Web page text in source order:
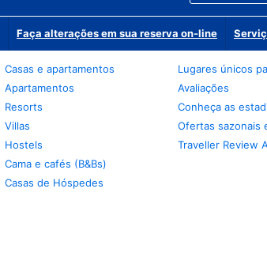
Faça alterações em sua reserva on-line
Casas e apartamentos
Apartamentos
Resorts
Villas
Hostels
Cama e cafés (B&Bs)
Casas de Hóspedes
Lugares únicos
Avaliações
Conheça as
Ofertas sazonais
Traveller Review